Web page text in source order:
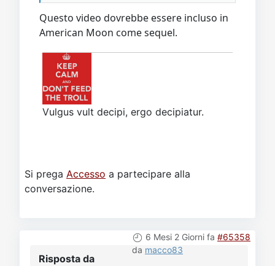
Questo video dovrebbe essere incluso in
American Moon come sequel.
Vulgus vult decipi, ergo decipiatur.
Si prega Accesso a partecipare alla
conversazione.
6 Mesi 2 Giorni fa #65358
da macco83
Risposta da